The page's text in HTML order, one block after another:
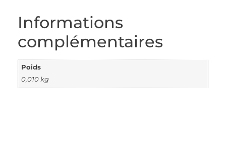
Informations
complémentaires
Poids
0,010 kg